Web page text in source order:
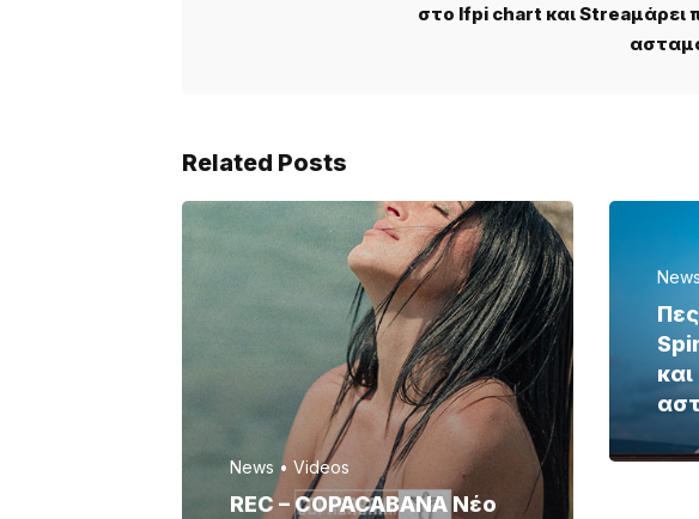
στο Ifpi chart και Streaμάρει
Related Posts
News Videos
REC – COPACABANA Νέο
News